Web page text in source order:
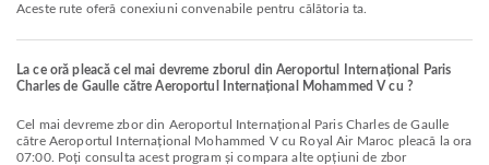
Aceste rute oferă conexiuni convenabile pentru călătoria ta.
La ce oră pleacă cel mai devreme zborul din Aeroportul Internațional Paris
Charles de Gaulle către Aeroportul Internațional Mohammed V cu ?
Cel mai devreme zbor din Aeroportul Internațional Paris Charles de Gaulle
către Aeroportul Internațional Mohammed V cu Royal Air Maroc pleacă la ora
07:00. Poți consulta acest program și compara alte opțiuni de zbor